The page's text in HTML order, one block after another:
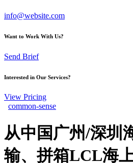
info@website.com
Want to Work With Us?
Send Brief
Interested in Our Services?
View Pricing
common-sense
从中国广州/深圳
输、拼箱LCL海